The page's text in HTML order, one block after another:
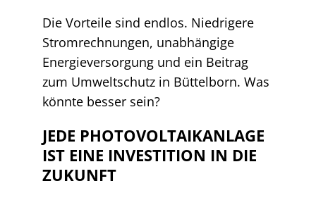
Die Vorteile sind endlos. Niedrigere
Stromrechnungen, unabhängige
Energieversorgung und ein Beitrag
zum Umweltschutz in Büttelborn. Was
könnte besser sein?
JEDE PHOTOVOLTAIKANLAGE
IST EINE INVESTITION IN DIE
ZUKUNFT